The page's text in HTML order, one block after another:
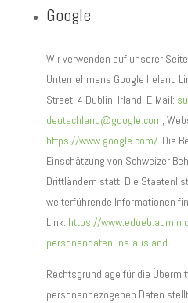
Google
Wir verwenden auf unserer
Unternehmens Google Ireland
Street, 4 Dublin, Irland, E-Mail:
deutschland@google.com,
https://www.google.com/. Die
Einschätzung von Schweizer
Drittländern statt. Die
weiterführende Informationen
Link: https://
personendaten-ins-ausland.
Rechtsgrundlage für die
personenbezogenen Daten